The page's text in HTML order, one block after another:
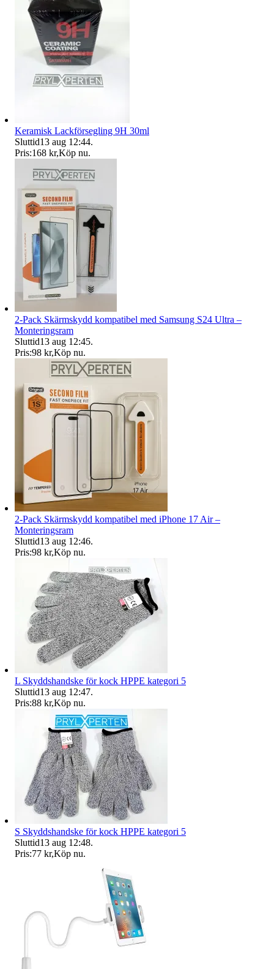
Keramisk Lackförsegling 9H 30ml
Sluttid13 aug 12:44.
Pris:168 kr,Köp nu.
2-Pack Skärmskydd kompatibel med Samsung S24 Ultra –
Monteringsram
Sluttid13 aug 12:45.
Pris:98 kr,Köp nu.
2-Pack Skärmskydd kompatibel med iPhone 17 Air –
Monteringsram
Sluttid13 aug 12:46.
Pris:98 kr,Köp nu.
L Skyddshandske för kock HPPE kategori 5
Sluttid13 aug 12:47.
Pris:88 kr,Köp nu.
S Skyddshandske för kock HPPE kategori 5
Sluttid13 aug 12:48.
Pris:77 kr,Köp nu.